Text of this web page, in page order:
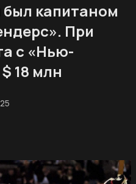
капитаном
При
с «Нью-
18 млн